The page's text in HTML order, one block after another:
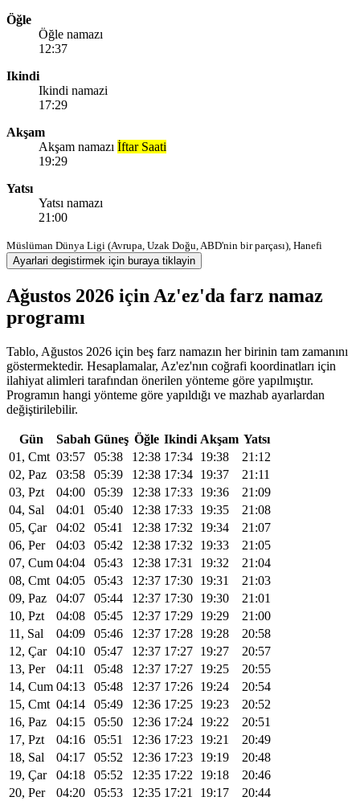
Öğle
Öğle namazı
12:37
Ikindi
Ikindi namazi
17:29
Akşam
Akşam namazı İftar Saati
19:29
Yatsı
Yatsı namazı
21:00
Müslüman Dünya Ligi (Avrupa, Uzak Doğu, ABD'nin bir parçası), Hanefi
Ayarlari degistirmek için buraya tiklayin
Ağustos 2026 için Az'ez'da farz namaz
programı
Tablo, Ağustos 2026 için beş farz namazın her birinin tam zamanını
göstermektedir. Hesaplamalar, Az'ez'nın coğrafi koordinatları için
ilahiyat alimleri tarafından önerilen yönteme göre yapılmıştır.
Programın hangi yönteme göre yapıldığı ve mazhab ayarlardan
değiştirilebilir.
Gün Sabah Güneş Öğle Ikindi Akşam Yatsı
01, Cmt 03:57 05:38 12:38 17:34 19:38
21:12
02, Paz
03:58 05:39 12:38 17:34 19:37
21:11
03, Pzt
04:00 05:39 12:38 17:33 19:36
21:09
04, Sal
04:01 05:40 12:38 17:33 19:35
21:08
05, Çar
04:02 05:41 12:38 17:32 19:34
21:07
06, Per
04:03 05:42 12:38 17:32 19:33
21:05
07, Cum 04:04 05:43 12:38 17:31 19:32
21:04
08, Cmt 04:05 05:43 12:37 17:30 19:31
21:03
09, Paz
04:07 05:44 12:37 17:30 19:30
21:01
10, Pzt
04:08 05:45 12:37 17:29 19:29
21:00
11, Sal
04:09 05:46 12:37 17:28 19:28
20:58
12, Çar
04:10 05:47 12:37 17:27 19:27
20:57
13, Per
04:11 05:48 12:37 17:27 19:25
20:55
14, Cum 04:13 05:48 12:37 17:26 19:24
20:54
15, Cmt 04:14 05:49 12:36 17:25 19:23
20:52
16, Paz
04:15 05:50 12:36 17:24 19:22
20:51
17, Pzt
04:16 05:51 12:36 17:23 19:21
20:49
18, Sal
04:17 05:52 12:36 17:23 19:19
20:48
19, Çar
04:18 05:52 12:35 17:22 19:18
20:46
20, Per
04:20 05:53 12:35 17:21 19:17
20:44